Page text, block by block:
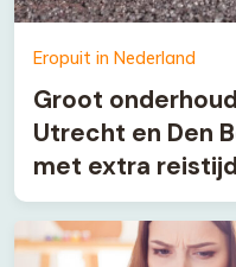
Eropuit in Nederland
Groot
Utrecht en Den
met extra reistijd